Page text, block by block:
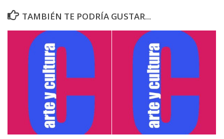
TAMBIÉN TE PODRÍA GUSTAR...